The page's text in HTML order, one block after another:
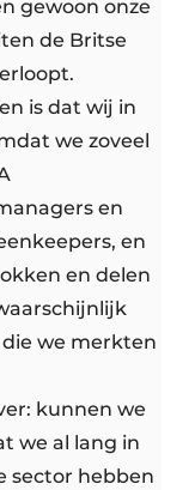
gewoon onze
de Britse
is dat wij in
we zoveel
en
en
en delen
we merkten
kunnen we
we al lang in
sector hebben